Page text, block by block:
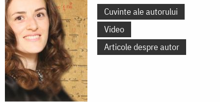
Cuvinte ale autorului
Video
Articole despre autor